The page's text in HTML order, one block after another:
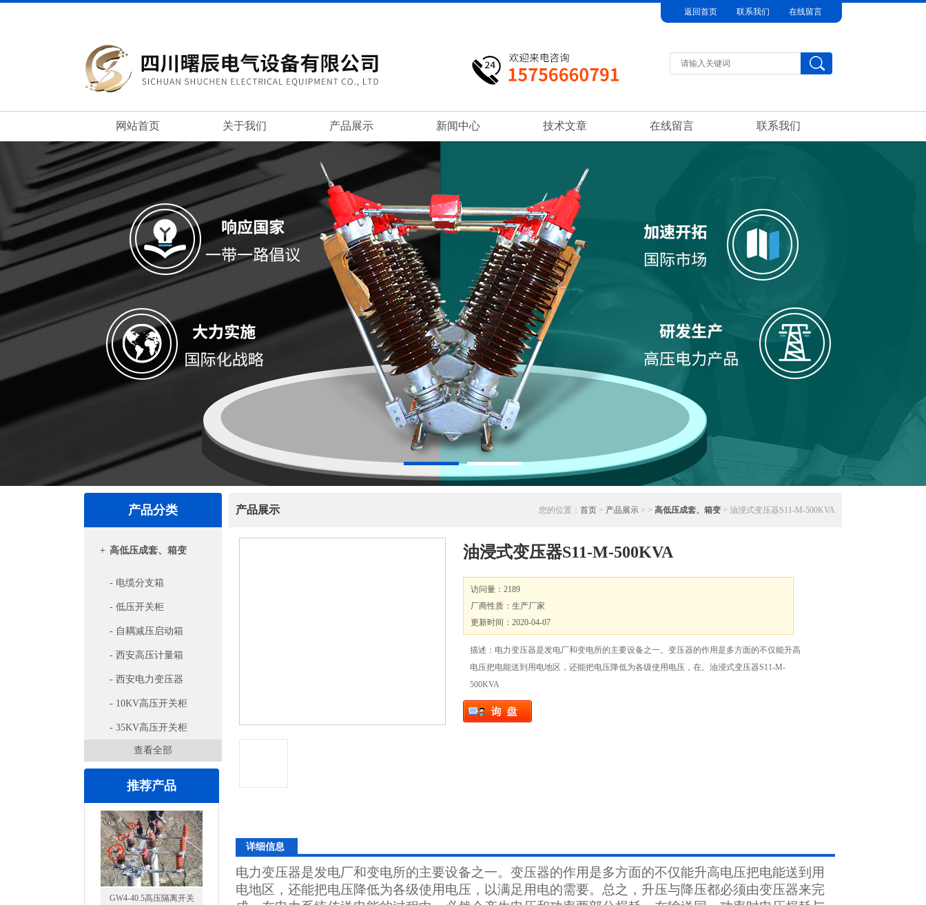
返回首页 联系我们 在线留言
网站首页 关于我们 产品展示 新闻中心 技术文章 在线留言 联系我们
产品分类
+ 高低压成套、箱变
- 电缆分支箱
- 低压开关柜
- 自耦减压启动箱
- 西安高压计量箱
- 西安电力变压器
- 10KV高压开关柜
- 35KV高压开关柜
查看全部
推荐产品
GW4-40.5高压隔离开关
产品展示 您的位置： 首页 > 产品展示 > > 高低压成套、箱变 > 油浸式变压器S11-M-500KVA
油浸式变压器S11-M-500KVA
访问量：2189
厂商性质：生产厂家
更新时间：2020-04-07
描述：电力变压器是发电厂和变电所的主要设备之一。变压器的作用是多方面的不仅能升高
电压把电能送到用电地区，还能把电压降低为各级使用电压，在。油浸式变压器S11-M-
500KVA
详细信息
电力变压器是发电厂和变电所的主要设备之一。变压器的作用是多方面的不仅能升高电压把电能送到用
电地区，还能把电压降低为各级使用电压，以满足用电的需要。总之，升压与降压都必须由变压器来完